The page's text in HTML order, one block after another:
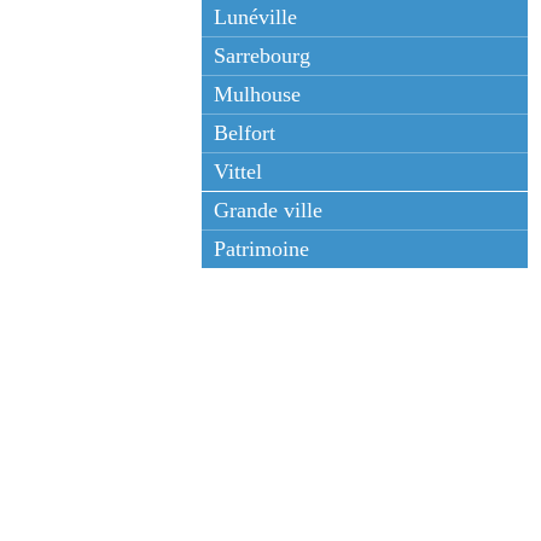
Lunéville
Sarrebourg
Mulhouse
Belfort
Vittel
Grande ville
Patrimoine